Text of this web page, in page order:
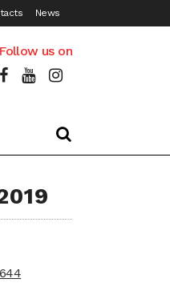
News
Follow us on